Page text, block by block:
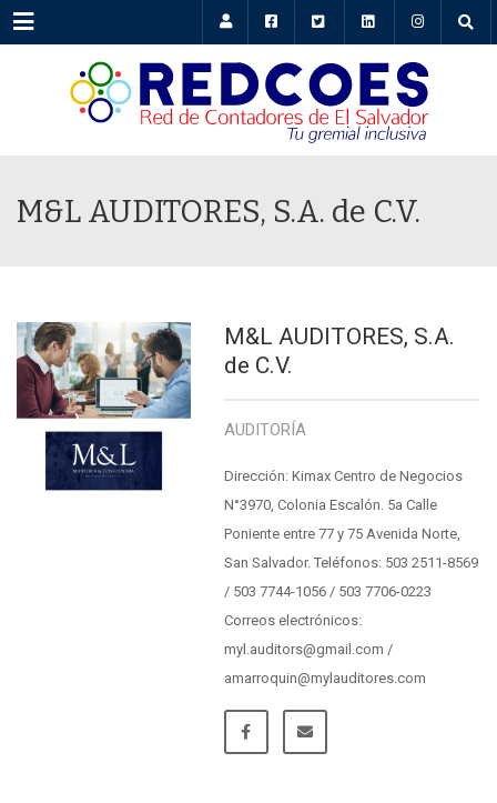
Menu
M&L AUDITORES, S.A. de C.V.
M&L AUDITORES, S.A.
de C.V.
AUDITORÍA
Dirección: Kimax Centro de Negocios
N°3970, Colonia Escalón. 5a Calle
Poniente entre 77 y 75 Avenida Norte,
San Salvador. Teléfonos: 503 2511-8569
/ 503 7744-1056 / 503 7706-0223
Correos electrónicos:
myl.auditors@gmail.com /
amarroquin@mylauditores.com